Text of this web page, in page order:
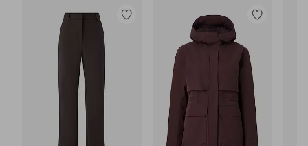
Lägg
Lägg
favoriter